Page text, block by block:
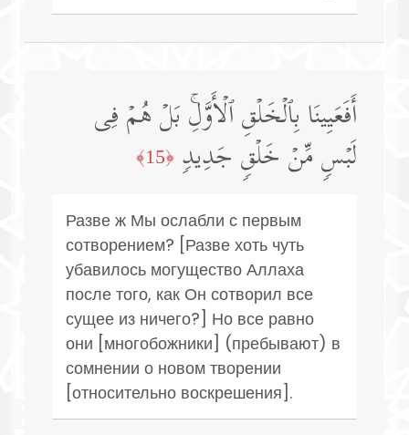
أَفَعَیِینَا بِٱلۡخَلۡقِ ٱلۡأَوَّلِۚ بَلۡ هُمۡ فِی
لَبۡسࣲ مِّنۡ خَلۡقࣲ جَدِیدࣲ ﴿15﴾
Разве ж Мы ослабли с первым
сотворением? [Разве хоть чуть
убавилось могущество Аллаха
после того, как Он сотворил все
сущее из ничего?] Но все равно
они [многобожники] (пребывают) в
сомнении о новом творении
[относительно воскрешения].